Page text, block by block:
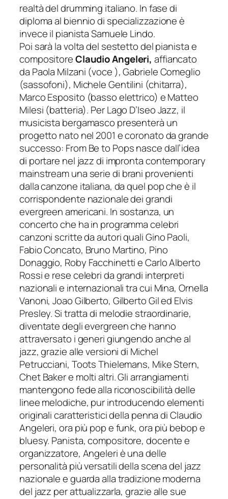
realtà del drumming italiano. In fase di
diploma al biennio di specializzazione è
invece il pianista Samuele Lindo.
Poi sarà la volta del sestetto del pianista e
compositoreClaudio Angeleri,affiancato
da Paola Milzani (voce ), Gabriele Comeglio
(sassofoni), Michele Gentilini (chitarra),
Marco Esposito (basso elettrico) e Matteo
Milesi (batteria). Per Lago D’Iseo Jazz, il
musicista bergamasco presenterà un
progetto nato nel 2001 e coronato da grande
successo: From Be to Popsnasce dall’idea
di portare nel jazz di improntacontemporary
mainstreamuna serie di brani provenienti
dalla canzone italiana, da quel pop che è il
corrispondente nazionale dei grandi
evergreen americani. In sostanza, un
concerto che ha in programma celebri
canzoni scritte da autori qualiGino Paoli,
Fabio Concato, Bruno Martino, Pino
Donaggio, Roby Facchinetti e Carlo Alberto
Rossie rese celebri da grandi interpreti
nazionali e internazionali tra cui Mina, Ornella
Vanoni, Joao Gilberto, Gilberto Gil ed Elvis
Presley. Si tratta di melodie straordinarie,
diventate degli evergreen che hanno
attraversato i generi giungendo anche al
jazz, grazie alle versioni di Michel
Petrucciani, Toots Thielemans, Mike Stern,
Chet Baker e molti altri. Gli arrangiamenti
mantengono fede alla riconoscibilità delle
linee melodiche, pur introducendo elementi
originali caratteristici della penna di Claudio
Angeleri, ora più pop e funk, ora più bebop e
bluesy. Panista, compositore, docente e
organizzatore, Angeleriè una delle
personalità più versatili della scena del jazz
nazionale e guarda alla tradizione moderna
del jazz per attualizzarla, grazie alle sue